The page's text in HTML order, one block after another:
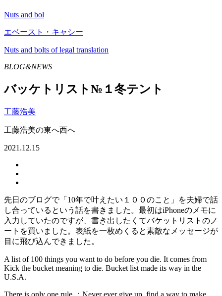
Nuts and bol
エベースト・キャシー
Nuts and bolts of legal translation
BLOG&NEWS
バッケトリスト№１冬テント
工藤浩美
工藤浩美の東へ西へ
2021.12.15
先日のブログで「10年で叶えたい１００のこと」を夫婦で話
し合っているという話を書きました。最初はiPhoneのメモに
入力していたのですが、書き出したくてバケットリストのノ
ートを買いました。表紙を一枚めくると素敵なメッセージが
目に飛び込んできました。
A list of 100 things you want to do before you die. It comes from
Kick the bucket meaning to die. Bucket list made its way in the
U.S.A.